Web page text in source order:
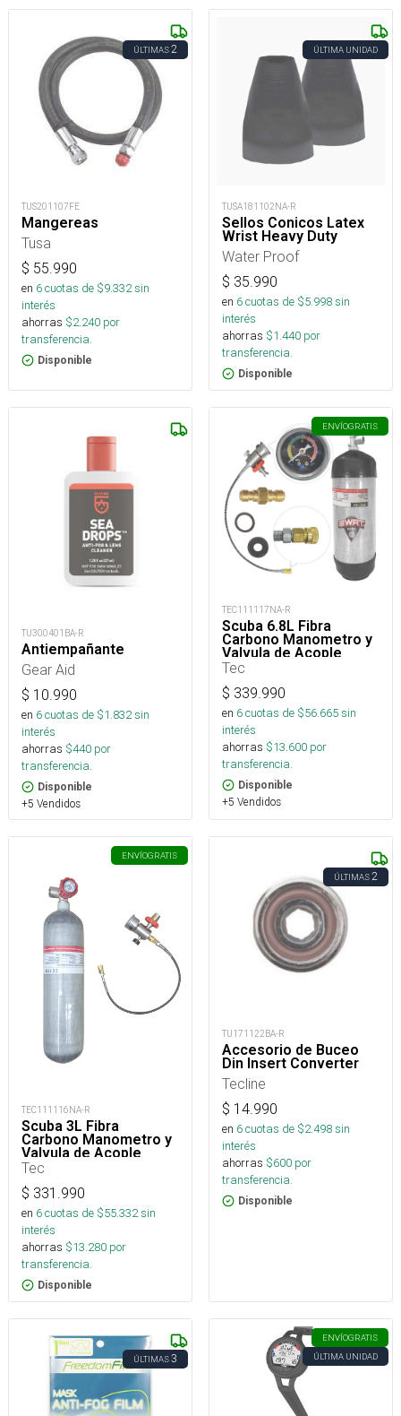
ÚLTIMAS2
TUS201107FE
Mangereas
Tusa
$ 55.990
en 6cuotas de $9.332sin
interés
ahorras $2.240 por
transferencia.
Disponible
ÚLTIMA UNIDAD
TUSA181102NA-R
Sellos Conicos Latex
Wrist Heavy Duty
Water Proof
$ 35.990
en 6cuotas de $5.998sin
interés
ahorras $1.440 por
transferencia.
Disponible
TU300401BA-R
Antiempañante
Gear Aid
$ 10.990
en 6cuotas de $1.832sin
interés
ahorras $440 por
transferencia.
Disponible
+5 Vendidos
ENVÍOGRATIS
TEC111117NA-R
Scuba 6.8L Fibra
Carbono Manometro y
Valvula de Acople
Tec
$ 339.990
en 6cuotas de $56.665sin
interés
ahorras $13.600 por
transferencia.
Disponible
+5 Vendidos
ENVÍOGRATIS
TEC111116NA-R
Scuba 3L Fibra
Carbono Manometro y
Valvula de Acople
Tec
$ 331.990
en 6cuotas de $55.332sin
interés
ahorras $13.280 por
transferencia.
Disponible
ÚLTIMAS2
TU171122BA-R
Accesorio de Buceo
Din Insert Converter
Tecline
$ 14.990
en 6cuotas de $2.498sin
interés
ahorras $600 por
transferencia.
Disponible
ÚLTIMAS3
ENVÍOGRATIS
ÚLTIMA UNIDAD